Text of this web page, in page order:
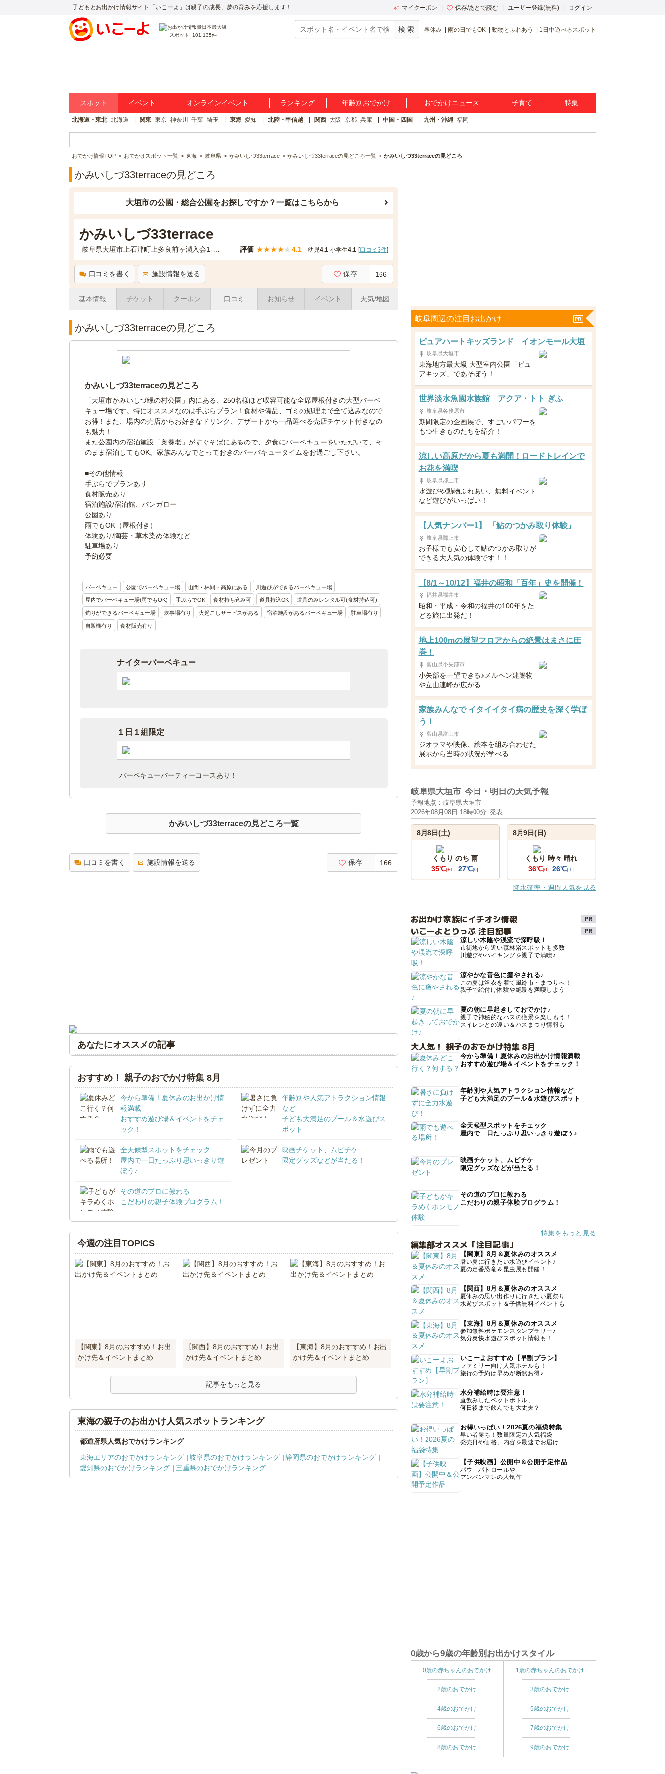
子どもとお出かけ情報サイト「いこーよ」は親子の成長、夢の育みを応援します！ マイクーポン 保存/あとで読む ユーザー登録(無料) ログイン
スポット 101,135件
春休み 雨の日でもOK 動物とふれあう 1日中遊べるスポット
スポット イベント オンラインイベント ランキング 年齢別おでかけ おでかけニュース 子育て 特集
北海道・東北 北海道 関東 東京 神奈川 千葉 埼玉 東海 愛知 北陸・甲信越 関西 大阪 京都 兵庫 中国・四国 九州・沖縄 福岡
おでかけ情報TOP おでかけスポット一覧 東海 岐阜県 かみいしづ33terrace かみいしづ33terraceの見どころ一覧 かみいしづ33terraceの見どころ
かみいしづ33terraceの見どころ
大垣市の公園・総合公園をお探しですか？一覧はこちらから
かみいしづ33terrace
評価 ★★★★★ 4.1 幼児4.1 小学生4.1 [口コミ 3件]
口コミを書く 施設情報を送る 保存 166
基本情報 チケット クーポン 口コミ お知らせ イベント 天気/地図
かみいしづ33terraceの見どころ
かみいしづ33terraceの見どころ
「大垣市かみいしづ緑の村公園」内にある、250名様ほど収容可能な全席屋根付きの大型バーベ
キュー場です。特にオススメなのは手ぶらプラン！食材や備品、ゴミの処理まで全て込みなので
お得！また、場内の売店からお好きなドリンク、デザートから一品選べる売店チケット付きなの
も魅力！
また公園内の宿泊施設「奥養老」がすぐそばにあるので、夕食にバーベキューをいただいて、そ
のまま宿泊してもOK。家族みんなでとっておきのバーバキュータイムをお過ごし下さい。
■その他情報
手ぶらでプランあり
食材販売あり
宿泊施設/宿泊館、バンガロー
公園あり
雨でもOK（屋根付き）
体験あり/陶芸・草木染め体験など
駐車場あり
予約必要
バーベキュー 公園でバーベキュー場 山間・林間・高原にある 川遊びができるバーベキュー場
屋内でバーベキュー場(雨でもOK) 手ぶらでOK 食材持ち込み可 道具持込OK 道具のみレンタル可(食材持込可)
釣りができるバーベキュー場 炊事場有り 火起こしサービスがある 宿泊施設があるバーベキュー場 駐車場有り
自販機有り 食材販売有り
ナイターバーベキュー
１日１組限定
バーベキューパーティーコースあり！
かみいしづ33terraceの見どころ一覧
口コミを書く 施設情報を送る 保存 166
あなたにオススメの記事
おすすめ！ 親子のおでかけ特集 8月
今から準備！夏休みのお出かけ情
報満載
おすすめ遊び場＆イベントをチェ
ック！
年齢別や人気アトラクション情報
など
子ども大満足のプール＆水遊びス
ポット
全天候型スポットをチェック
屋内で一日たっぷり思いっきり遊
ぼう♪
映画チケット、ムビチケ
限定グッズなどが当たる！
その道のプロに教わる
こだわりの親子体験プログラム！
今週の注目TOPICS
【関東】8月のおすすめ！お出
かけ先＆イベントまとめ
【関西】8月のおすすめ！お出
かけ先＆イベントまとめ
【東海】8月のおすすめ！お出
かけ先＆イベントまとめ
記事をもっと見る
東海の親子のお出かけ人気スポットランキング
都道府県人気おでかけランキング
東海エリアのおでかけランキング
岐阜県のおでかけランキング
静岡県のおでかけランキング
愛知県のおでかけランキング
三重県のおでかけランキング
岐阜周辺の注目お出かけ
ピュアハートキッズランド イオンモール大垣
岐阜県大垣市
東海地方最大級 大型室内公園「ピュ
アキッズ」であそぼう！
世界淡水魚園水族館 アクア・トト ぎふ
岐阜県各務原市
期間限定の企画展で、すごいパワーを
もつ生きものたちを紹介！
涼しい高原だから夏も満開！ロードトレインで
お花を満喫
岐阜県郡上市
水遊びや動物ふれあい、無料イベント
など遊びがいっぱい！
【人気ナンバー1】 「鮎のつかみ取り体験」
岐阜県郡上市
お子様でも安心して鮎のつかみ取りが
できる大人気の体験です！！
【8/1～10/12】福井の昭和「百年」史を開催！
福井県福井市
昭和・平成・令和の福井の100年をた
どる旅に出発だ！
地上100mの展望フロアからの絶景はまさに圧
巻！
富山県小矢部市
小矢部を一望できる♪メルヘン建築物
や立山連峰が広がる
家族みんなで イタイイタイ病の歴史を深く学ぼ
う！
富山県富山市
ジオラマや映像、絵本を組み合わせた
展示から当時の状況が学べる
岐阜県大垣市 今日・明日の天気予報
予報地点：岐阜県大垣市
2026年08月08日 18時00分 発表
8月8日(土)
くもり のち 雨
35℃[+1] 27℃[0]
8月9日(日)
くもり 時々 晴れ
36℃[0] 26℃[-1]
降水確率・週間天気を見る
お出かけ家族にイチオシ情報
いこーよとりっぷ 注目記事
涼しい木陰や渓流で深呼吸！
市街地から近い森林浴スポットも多数
川遊びやハイキングを親子で満喫♪
涼やかな音色に癒やされる♪
この夏は浴衣を着て風鈴市・まつりへ！
親子で絵付け体験や絶景を満喫しよう
夏の朝に早起きしておでかけ♪
親子で神秘的なハスの絶景を楽しもう！
スイレンとの違い＆ハスまつり情報も
大人気！ 親子のおでかけ特集 8月
今から準備！夏休みのお出かけ情報満載
おすすめ遊び場＆イベントをチェック！
年齢別や人気アトラクション情報など
子ども大満足のプール＆水遊びスポット
全天候型スポットをチェック
屋内で一日たっぷり思いっきり遊ぼう♪
映画チケット、ムビチケ
限定グッズなどが当たる！
その道のプロに教わる
こだわりの親子体験プログラム！
特集をもっと見る
編集部オススメ「注目記事」
【関東】8月＆夏休みのオススメ
暑い夏に行きたい水遊びイベント♪
夏の定番恐竜＆昆虫展も開催！
【関西】8月＆夏休みのオススメ
夏休みの思い出作りに行きたい夏祭り
水遊びスポット＆子供無料イベントも
【東海】8月＆夏休みのオススメ
参加無料ポケモンスタンプラリー♪
気分爽快水遊びスポット情報も！
いこーよおすすめ【早割プラン】
ファミリー向け人気ホテルも！
旅行の予約は早めが断然お得♪
水分補給時は要注意！
直飲みしたペットボトル、
何日後まで飲んでも大丈夫？
お得いっぱい！2026夏の福袋特集
早い者勝ち！数量限定の人気福袋
発売日や価格、内容を最速でお届け
【子供映画】公開中＆公開予定作品
パウ・パトロールや
アンパンマンの人気作
0歳から9歳の年齢別お出かけスタイル
0歳の赤ちゃんのおでかけ 1歳の赤ちゃんのおでかけ
2歳のおでかけ 3歳のおでかけ
4歳のおでかけ 5歳のおでかけ
6歳のおでかけ 7歳のおでかけ
8歳のおでかけ 9歳のおでかけ